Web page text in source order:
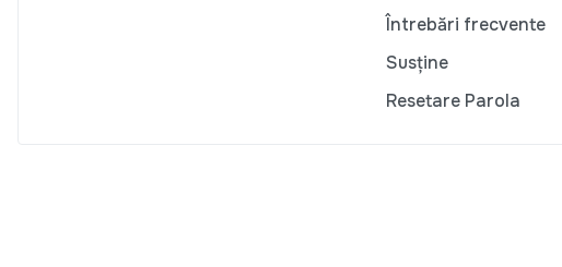
Întrebări frecvente
Susține
Resetare Parola